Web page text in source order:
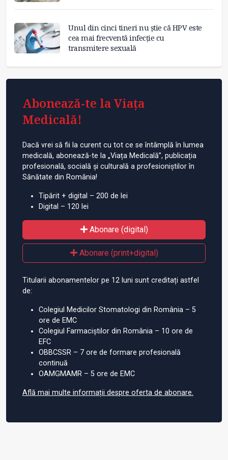
Unul din cinci tineri nu știe că HPV este
cea mai frecventă infecție cu
transmitere sexuală
Abonează-te la Viața
Medicală!
Dacă vrei să fii la curent cu tot ce se întâmplă în lumea
medicală, abonează-te la „Viața Medicală”, publicația
profesională, socială și culturală a profesioniștilor în
Sănătate din România!
Tipărit + digital – 200 de lei
Digital – 120 lei
Abonare (digital)
Abonare (print+digital)
Titularii abonamentelor pe 12 luni sunt creditați astfel
de:
Colegiul Medicilor Stomatologi din România – 5
ore de EMC
Colegiul Farmaciștilor din România – 10 ore de
EFC
OBBCSSR – 7 ore de formare profesională
continuă
OAMGMAMR – 5 ore de EMC
Află mai multe informații despre oferta de abonare.